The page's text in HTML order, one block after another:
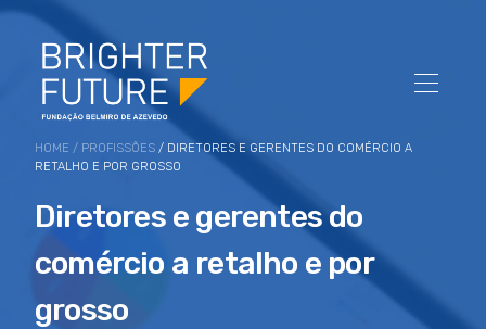
HOME / PROFISSÕES / DIRETORES E GERENTES DO COMÉRCIO A
RETALHO E POR GROSSO
Diretores e gerentes do
comércio a retalho e por
grosso